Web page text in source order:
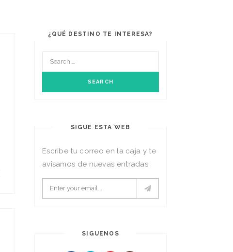
¿QUÉ DESTINO TE INTERESA?
SIGUE ESTA WEB
Escribe tu correo en la caja y te
avisamos de nuevas entradas
SIGUENOS